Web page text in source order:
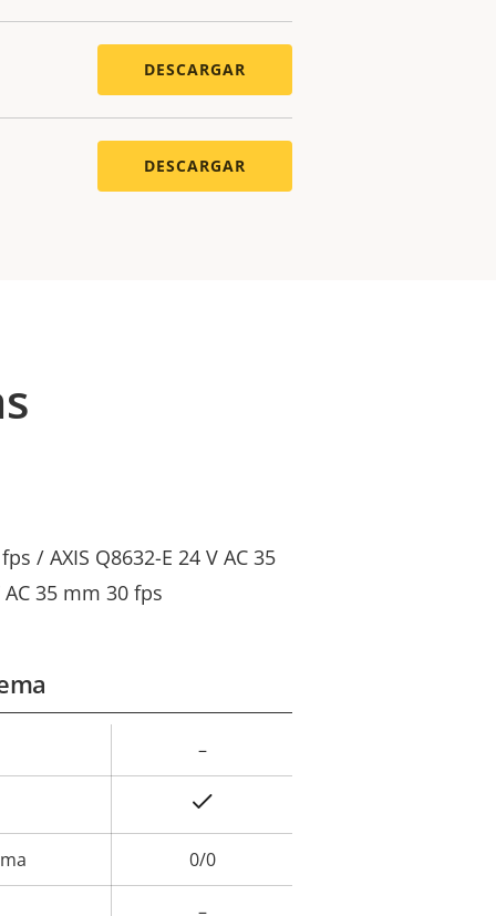
DESCARGAR
DESCARGAR
/ AXIS Q8632-E 24 V AC 35
AC 35 mm 30 fps
–
0/0